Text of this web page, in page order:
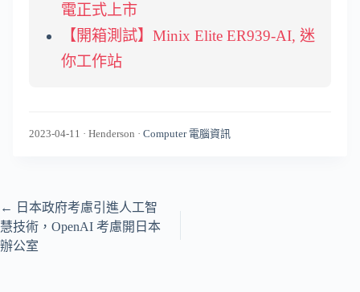
電正式上市
【開箱測試】Minix Elite ER939-AI, 迷
你工作站
2023-04-11 · Henderson · Computer 電腦資訊
←
日本政府考慮引進人工智
慧技術，OpenAI 考慮開日本
辦公室